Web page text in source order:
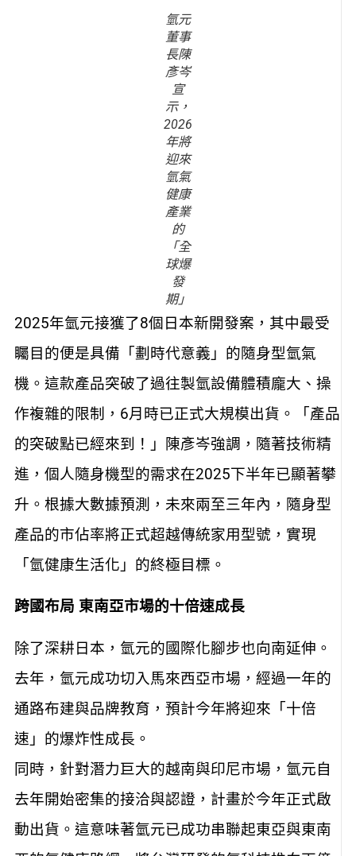
氫元
董事
長陳
彥岑
宣
示，
2026
年將
迎來
氫氣
健康
產業
的
「全
球爆
發
期」
2025年氫元接獲了8個日本新開發案，其中最受
矚目的便是具備「劃時代意義」的隨身型氫氣
機。這款產品突破了過往製氫設備體積龐大、操
作複雜的限制，6月時已正式大規模出貨。「產品
的突破點已經來到！」陳彥岑強調，隨著技術精
進，個人隨身機型的需求在2025下半年已顯著攀
升。根據大數據預測，未來兩至三年內，隨身型
產品的市佔率將正式超越傳統家用型號，實現
「氫健康生活化」的終極目標。
跨國布局 東南亞市場的十倍速成長
除了深耕日本，氫元的國際化腳步也向南延伸。
去年，氫元成功切入馬來西亞市場，經過一年的
通路布建與品牌教育，預計今年將迎來「十倍
速」的爆炸性成長。
同時，針對潛力巨大的越南與印尼市場，氫元自
去年開始密集的接洽與認證，計畫於今年正式啟
動出貨。這意味著氫元已成功串聯起東亞與東南